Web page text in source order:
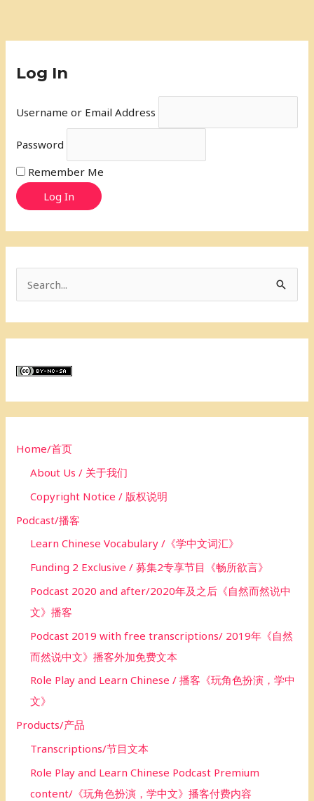
Log In
Username or Email Address
Password
Remember Me
Log In
c
f
rHome/首页
About Us / 关于我们
Copyright Notice / 版权说明
Podcast/播客
Learn Chinese Vocabulary /《学中文词汇》
Funding 2 Exclusive / 募集2专享节目《畅所欲言》
Podcast 2020 and after/2020年及之后《自然而然说中
文》播客
Podcast 2019 with free transcriptions/ 2019年《自然
而然说中文》播客外加免费文本
Role Play and Learn Chinese / 播客《玩角色扮演，学中
文》
Products/产品
Transcriptions/节目文本
Role Play and Learn Chinese Podcast Premium
content/《玩角色扮演，学中文》播客付费内容